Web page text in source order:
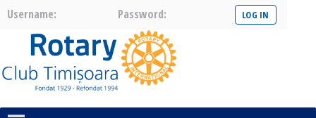
Username: Password: